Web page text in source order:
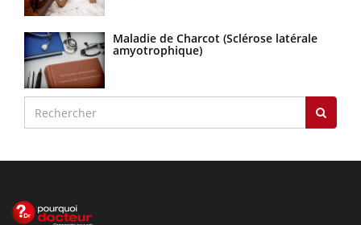
Maladie de Charcot (Sclérose latérale
amyotrophique)